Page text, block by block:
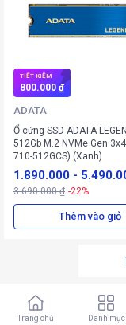
TIẾT KIỆM
800.000 ₫
ADATA
Ổ cứng SSD ADATA
512Gb M.2 NVMe Gen
710-512GCS) (Xanh)
1.890.000 -
3.690.000 ₫ -22%
Thêm vào giỏ
Trang chủ Danh mục